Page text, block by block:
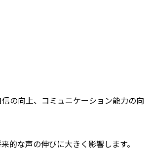
の向上、コミュニケーション能力の向
的な声の伸びに大きく影響します。